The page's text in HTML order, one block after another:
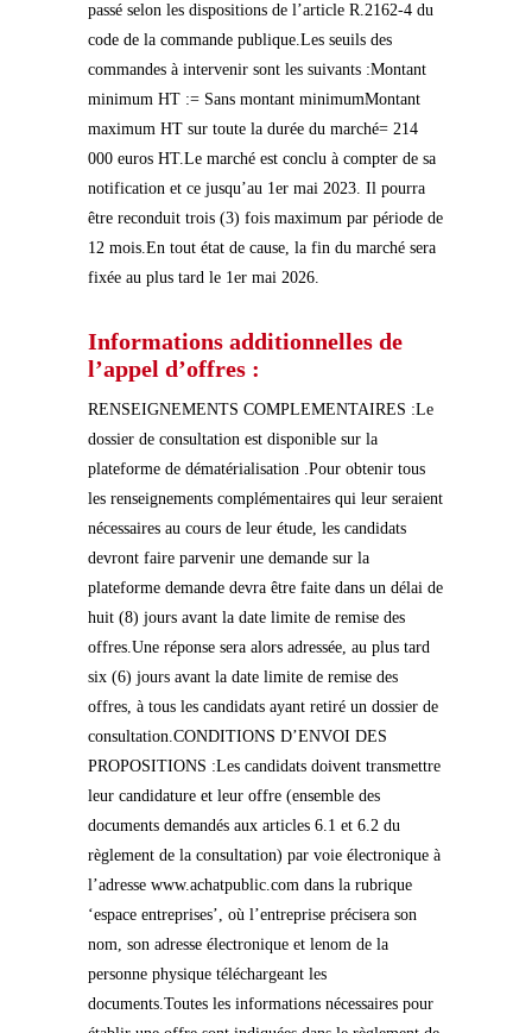
passé selon les dispositions de l’article R.2162-4 du
code de la commande publique.Les seuils des
commandes à intervenir sont les suivants :Montant
minimum HT := Sans montant minimumMontant
maximum HT sur toute la durée du marché= 214
000 euros HT.Le marché est conclu à compter de sa
notification et ce jusqu’au 1er mai 2023. Il pourra
être reconduit trois (3) fois maximum par période de
12 mois.En tout état de cause, la fin du marché sera
fixée au plus tard le 1er mai 2026.
Informations additionnelles de
l’appel d’offres :
RENSEIGNEMENTS COMPLEMENTAIRES :Le
dossier de consultation est disponible sur la
plateforme de dématérialisation .Pour obtenir tous
les renseignements complémentaires qui leur seraient
nécessaires au cours de leur étude, les candidats
devront faire parvenir une demande sur la
plateforme demande devra être faite dans un délai de
huit (8) jours avant la date limite de remise des
offres.Une réponse sera alors adressée, au plus tard
six (6) jours avant la date limite de remise des
offres, à tous les candidats ayant retiré un dossier de
consultation.CONDITIONS D’ENVOI DES
PROPOSITIONS :Les candidats doivent transmettre
leur candidature et leur offre (ensemble des
documents demandés aux articles 6.1 et 6.2 du
règlement de la consultation) par voie électronique à
l’adresse www.achatpublic.com dans la rubrique
‘espace entreprises’, où l’entreprise précisera son
nom, son adresse électronique et lenom de la
personne physique téléchargeant les
documents.Toutes les informations nécessaires pour